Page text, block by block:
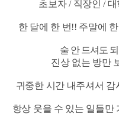
초보자 / 직장인 /
한 달에 한 번!! 주말에
술 안 드셔도
진상 없는 방만
귀중한 시간 내주셔서 감
항상 웃을 수 있는 일들만